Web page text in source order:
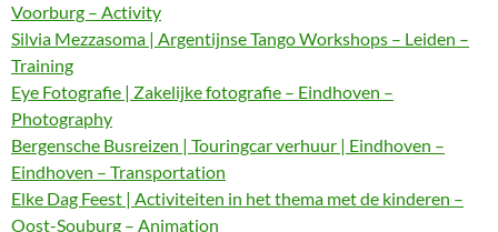
Voorburg – Activity
Silvia Mezzasoma | Argentijnse Tango Workshops – Leiden –
Training
Eye Fotografie | Zakelijke fotografie – Eindhoven –
Photography
Bergensche Busreizen | Touringcar verhuur | Eindhoven –
Eindhoven – Transportation
Elke Dag Feest | Activiteiten in het thema met de kinderen –
Oost-Souburg – Animation